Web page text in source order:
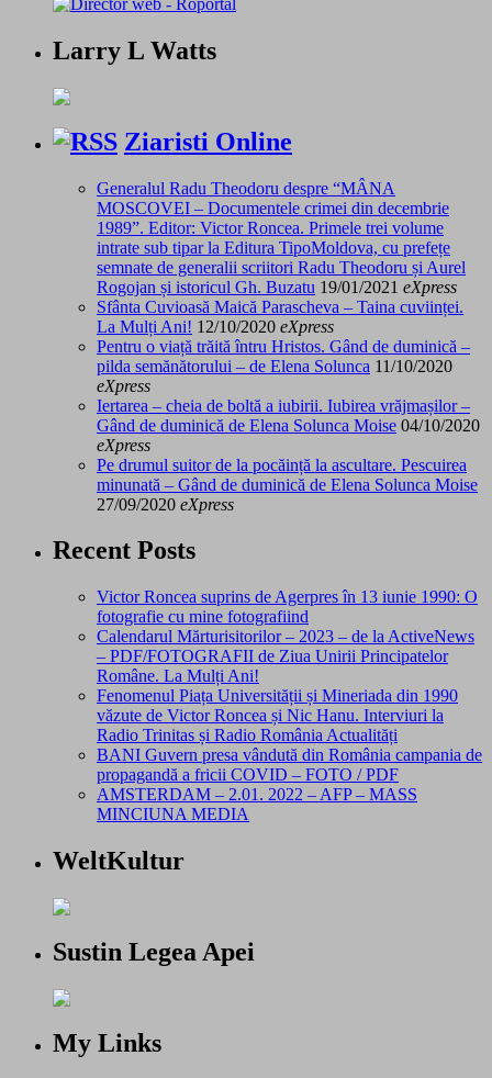
Larry L Watts
Ziaristi Online
Generalul Radu Theodoru despre “MÂNA
MOSCOVEI – Documentele crimei din decembrie
1989”. Editor: Victor Roncea. Primele trei volume
intrate sub tipar la Editura TipoMoldova, cu prefețe
semnate de generalii scriitori Radu Theodoru și Aurel
Rogojan și istoricul Gh. Buzatu 19/01/2021 eXpress
Sfânta Cuvioasă Maică Parascheva – Taina cuviinței.
La Mulți Ani! 12/10/2020 eXpress
Pentru o viață trăită întru Hristos. Gând de duminică –
pilda semănătorului – de Elena Solunca 11/10/2020
eXpress
Iertarea – cheia de boltă a iubirii. Iubirea vrăjmașilor –
Gând de duminică de Elena Solunca Moise 04/10/2020
eXpress
Pe drumul suitor de la pocăință la ascultare. Pescuirea
minunată – Gând de duminică de Elena Solunca Moise
27/09/2020 eXpress
Recent Posts
Victor Roncea suprins de Agerpres în 13 iunie 1990: O
fotografie cu mine fotografiind
Calendarul Mărturisitorilor – 2023 – de la ActiveNews
– PDF/FOTOGRAFII de Ziua Unirii Principatelor
Române. La Mulți Ani!
Fenomenul Piața Universității și Mineriada din 1990
văzute de Victor Roncea și Nic Hanu. Interviuri la
Radio Trinitas și Radio România Actualități
BANI Guvern presa vândută din România campania de
propagandă a fricii COVID – FOTO / PDF
AMSTERDAM – 2.01. 2022 – AFP – MASS
MINCIUNA MEDIA
WeltKultur
Sustin Legea Apei
My Links